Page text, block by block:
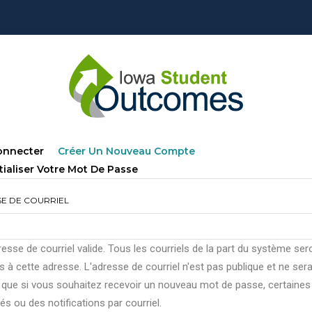
Créer Un Nouveau Compte
Votre Mot De Passe
DE COURRIEL
de courriel valide. Tous les courriels de la part du système
à cette adresse. L'adresse de courriel n'est pas publique et ne sera
si vous souhaitez recevoir un nouveau mot de passe, certaines
ou des notifications par courriel.